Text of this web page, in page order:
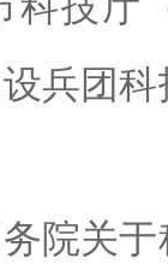
兵团
关于